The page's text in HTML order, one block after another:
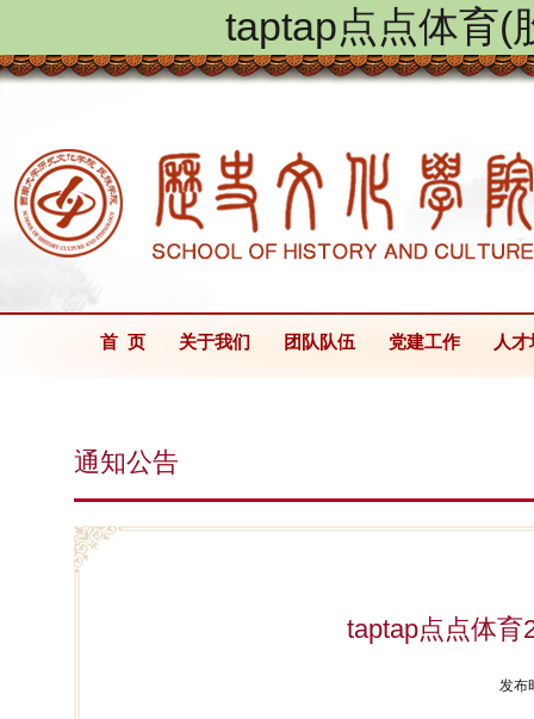
taptap点点体育(
首 页 关于我们 团队队伍 党建工作 人
通知公告
taptap点点体育
发布